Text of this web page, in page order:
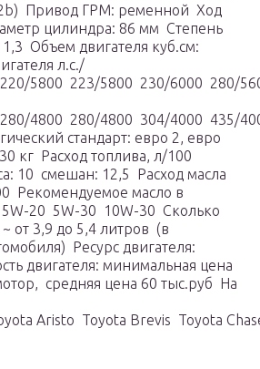
Привод ГРМ: ременной Ход
цилиндра: 86 мм Степень
Объем двигателя куб.см:
л.с./
5800 223/5800 230/6000 280/
4800 280/4800 304/4000 435/
стандарт: евро 2, евро
кг Расход топлива, л/100
10 смешан: 12,5 Расход масла
Рекомендуемое масло в
20 5W-30 10W-30 Сколько
от 3,9 до 5,4 литров (в
Ресурс двигателя:
двигателя: минимальная цена
средняя цена 60 тыс.руб На
Aristo Toyota Brevis Toyota